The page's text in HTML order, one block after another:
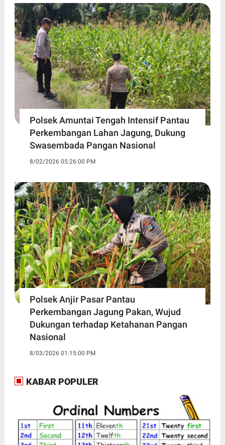
Polsek Amuntai Tengah Intensif Pantau
Perkembangan Lahan Jagung, Dukung
Swasembada Pangan Nasional
8/02/2026 05:26:00 PM
Polsek Anjir Pasar Pantau
Perkembangan Jagung Pakan, Wujud
Dukungan terhadap Ketahanan Pangan
Nasional
8/03/2026 01:15:00 PM
KABAR POPULER